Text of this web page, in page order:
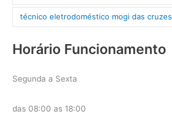
técnico eletrodoméstico mogi das cruzes
Horário Funcionamento
Segunda a Sexta
das 08:00 as 18:00